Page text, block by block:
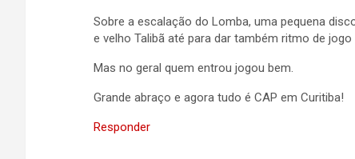
Sobre a escalação do Lomba, uma pequena
e velho Talibã até para dar também ritmo de jogo
Mas no geral quem entrou jogou bem.
Grande abraço e agora tudo é CAP em Curitiba!
Responder